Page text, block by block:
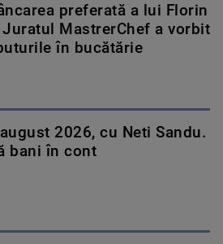
preferată a lui Florin
MastrerChef a vorbit
în bucătărie
2026, cu Neti Sandu.
bani în cont